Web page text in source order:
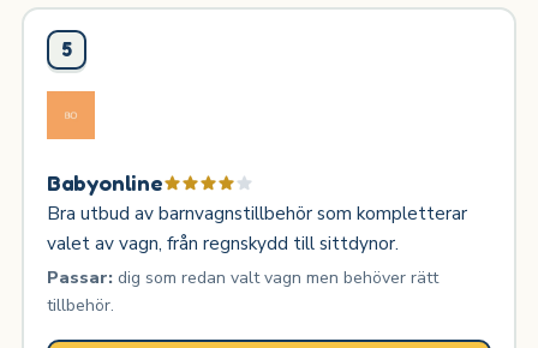
5
Babyonline
Bra utbud av barnvagnstillbehör som kompletterar
valet av vagn, från regnskydd till sittdynor.
Passar:dig som redan valt vagn men behöver rätt
tillbehör.